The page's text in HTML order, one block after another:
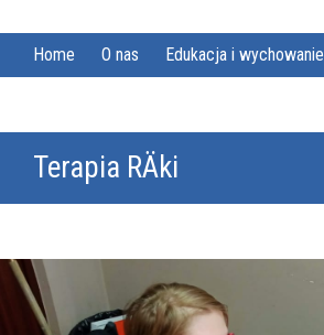
Home O nas Edukacja i wychowanie
Terapia RÄki